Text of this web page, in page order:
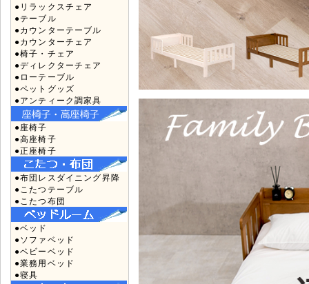
●リラックスチェア
●テーブル
●カウンターテーブル
●カウンターチェア
●椅子・チェア
●ディレクターチェア
●ローテーブル
●ペットグッズ
●アンティーク調家具
●座椅子
●高座椅子
●正座椅子
●布団レスダイニング昇降
●こたつテーブル
●こたつ布団
●ベッド
●ソファベッド
●ベビーベッド
●業務用ベッド
●寝具